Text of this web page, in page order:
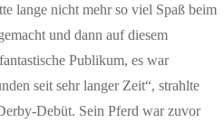
lange nicht mehr so viel Spaß beim
und dann auf diesem
Publikum, es war
seit sehr langer Zeit“, strahlte
Debüt. Sein Pferd war zuvor